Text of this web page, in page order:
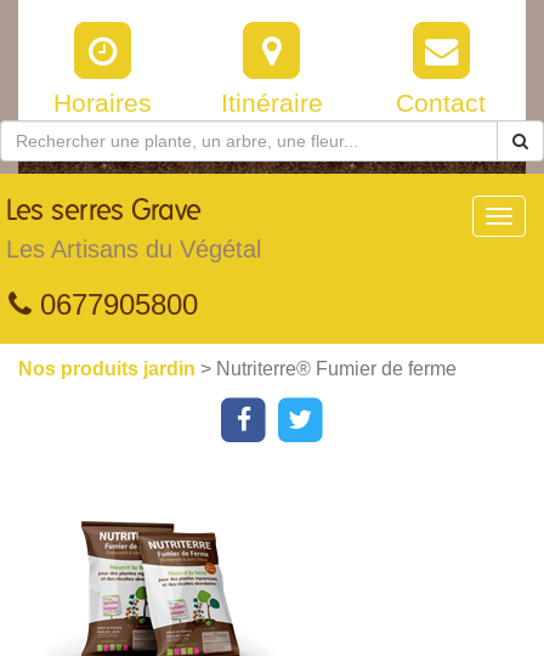
Horaires Itinéraire Contact
Les serres Grave
Les Artisans du Végétal
0677905800
Nos produits jardin > Nutriterre® Fumier de ferme